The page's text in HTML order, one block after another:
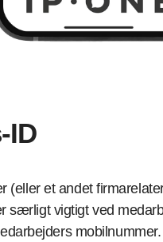
ID
(eller et andet
særligt vigtigt ved
mobilnummer.